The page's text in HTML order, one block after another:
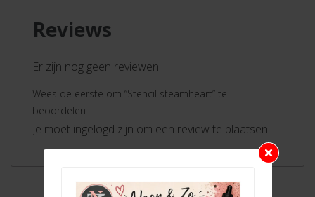
Reviews
Er zijn nog geen reviewen.
Wees de eerste om “Stencil steamheart” te
beoordelen
Je moet ingelogd zijn om een review te plaatsen.